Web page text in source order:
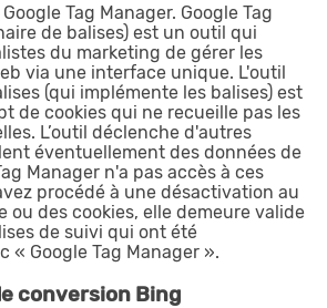
Tag Manager. Google Tag
de balises) est un outil qui
du marketing de gérer les
via une interface unique. L'outil
(qui implémente les balises) est
de cookies qui ne recueille pas les
L’outil déclenche d'autres
éventuellement des données de
Manager n'a pas accès à ces
procédé à une désactivation au
ou des cookies, elle demeure valide
de suivi qui ont été
« Google Tag Manager ».
conversion Bing